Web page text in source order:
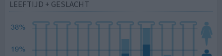
LEEFTIJD + GESLACHT